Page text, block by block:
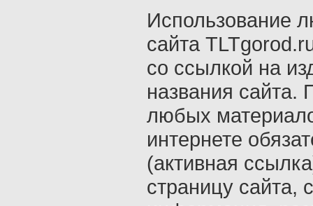
Использование
сайта
со ссылкой на
названия сайта.
любых
интернете
(активная
страницу сайта,